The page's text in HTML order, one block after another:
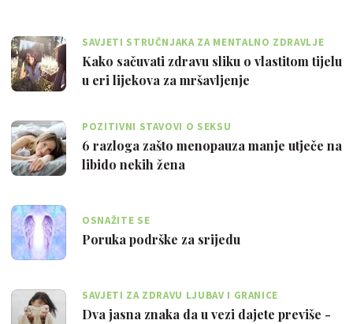
SAVJETI STRUČNJAKA ZA MENTALNO ZDRAVLJE
Kako sačuvati zdravu sliku o vlastitom tijelu
u eri lijekova za mršavljenje
POZITIVNI STAVOVI O SEKSU
6 razloga zašto menopauza manje utječe na
libido nekih žena
OSNAŽITE SE
Poruka podrške za srijedu
SAVJETI ZA ZDRAVU LJUBAV I GRANICE
Dva jasna znaka da u vezi dajete previše -